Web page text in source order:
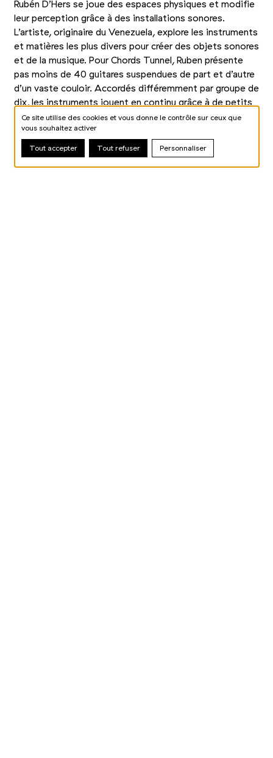
Rubén D’Hers se joue des espaces physiques et modifie
leur perception grâce à des installations sonores.
L’artiste, originaire du Venezuela, explore les instruments
et matières les plus divers pour créer des objets sonores
et de la musique. Pour Chords Tunnel, Ruben présente
pas moins de 40 guitares suspendues de part et d’autre
d’un vaste couloir. Accordés différemment par groupe de
dix, les instruments jouent en continu grâce à de petits
moteurs qui activent les cordes. Au fur et à mesure de
ses pas, le visiteur expérimente une transition
harmonique inscrite dans un espace physique modifié.
Ce site utilise des cookies et vous donne le contrôle sur ceux que
vous souhaitez activer
Tout accepter Tout refuser Personnaliser